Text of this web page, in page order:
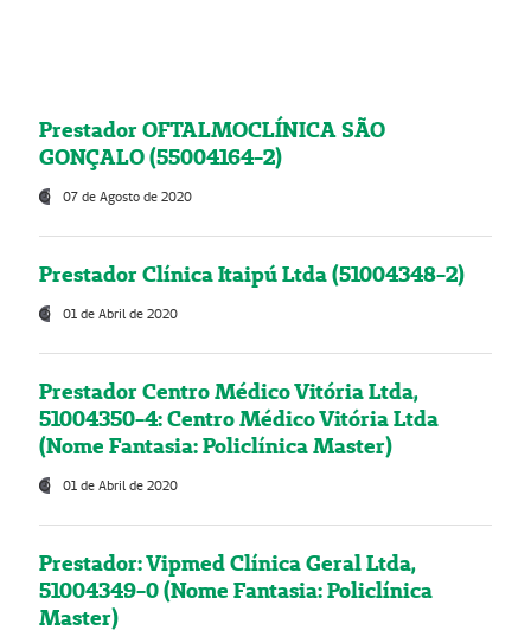
Prestador OFTALMOCLÍNICA SÃO
GONÇALO (55004164-2)
07 de Agosto de 2020
Prestador Clínica Itaipú Ltda (51004348-2)
01 de Abril de 2020
Prestador Centro Médico Vitória Ltda,
51004350-4: Centro Médico Vitória Ltda
(Nome Fantasia: Policlínica Master)
01 de Abril de 2020
Prestador: Vipmed Clínica Geral Ltda,
51004349-0 (Nome Fantasia: Policlínica
Master)